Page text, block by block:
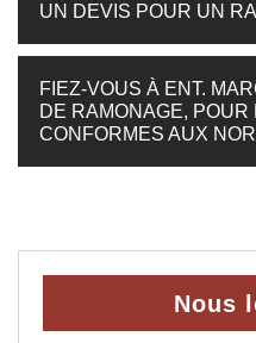
UN DEVIS POUR UN
FIEZ-VOUS À ENT.
DE RAMONAGE, POUR
CONFORMES AUX
Nous